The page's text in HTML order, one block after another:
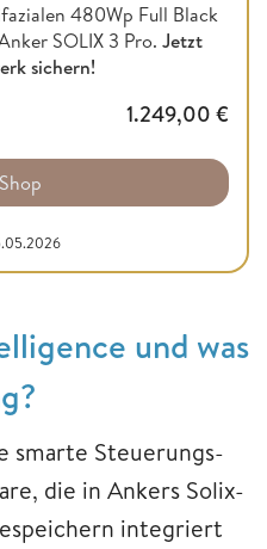
480Wp Full Black
SOLIX 3 Pro. Jetzt
sichern!
1.249,00 €
und was
smarte Steuerungs-
die in Ankers Solix-
integriert